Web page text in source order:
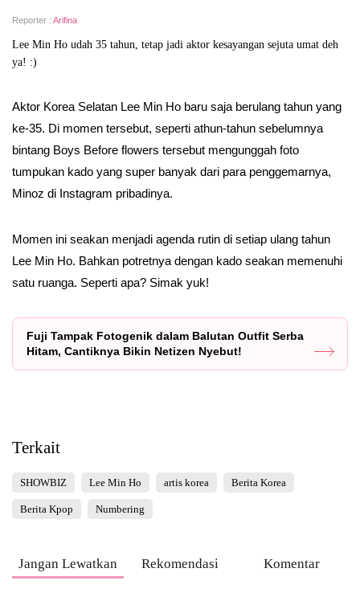
Reporter : Arifina
Lee Min Ho udah 35 tahun, tetap jadi aktor kesayangan sejuta umat deh
ya! :)
Aktor Korea Selatan Lee Min Ho baru saja berulang tahun yang
ke-35. Di momen tersebut, seperti athun-tahun sebelumnya
bintang Boys Before flowers tersebut mengunggah foto
tumpukan kado yang super banyak dari para penggemarnya,
Minoz di Instagram pribadinya.
Momen ini seakan menjadi agenda rutin di setiap ulang tahun
Lee Min Ho. Bahkan potretnya dengan kado seakan memenuhi
satu ruanga. Seperti apa? Simak yuk!
Fuji Tampak Fotogenik dalam Balutan Outfit Serba
Hitam, Cantiknya Bikin Netizen Nyebut!
Terkait
SHOWBIZ Lee Min Ho artis korea Berita Korea
Berita Kpop Numbering
Jangan Lewatkan Rekomendasi Komentar